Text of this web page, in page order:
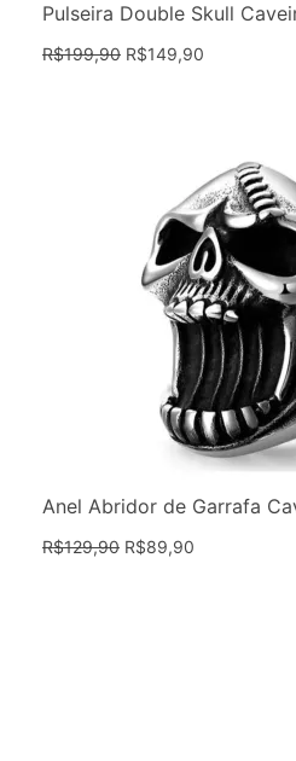
Pulseira Double Skull
R$199,90 R$149,90
Anel Abridor de Garrafa
R$129,90 R$89,90